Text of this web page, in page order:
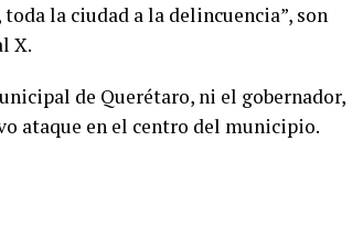
la ciudad a la delincuencia”, son
X.
de Querétaro, ni el gobernador,
ataque en el centro del municipio.